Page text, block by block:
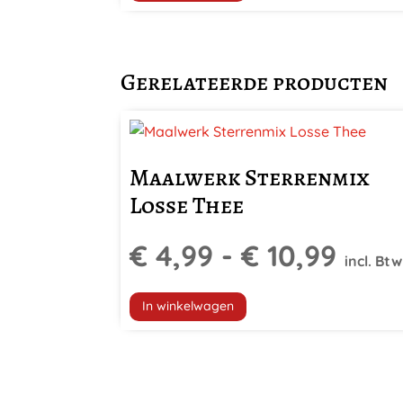
Gerelateerde producten
Maalwerk Sterrenmix
Losse Thee
€ 4,99 - € 10,99 incl. Btw
In winkelwagen
Dit
heeft
meerdere
Deze
kan
gekozen